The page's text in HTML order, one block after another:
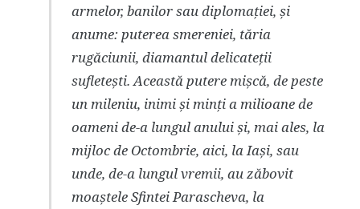
armelor, banilor sau diplomației, și
anume: puterea smereniei, tăria
rugăciunii, diamantul delicateții
sufletești. Această putere mișcă, de peste
un mileniu, inimi și minți a milioane de
oameni de-a lungul anului și, mai ales, la
mijloc de Octombrie, aici, la Iași, sau
unde, de-a lungul vremii, au zăbovit
moaștele Sfintei Parascheva, la